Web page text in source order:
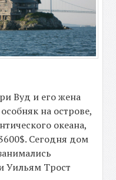
Вуд и его жена
на острове,
океана,
Сегодня дом
Уильям Трост